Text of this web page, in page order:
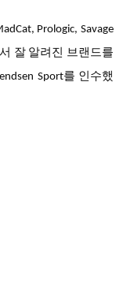
Prologic, Savage
잘 알려진 브랜드를
Sport를 인수했